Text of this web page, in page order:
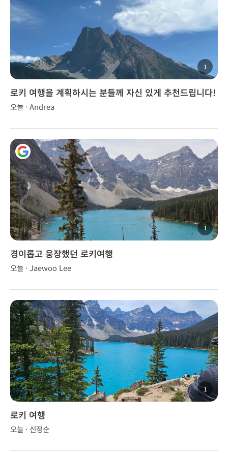
1
로키 여행을 계획하시는 분들께 자신 있게 추천드립니다!
오늘 · Andrea
1
경이롭고 웅장했던 로키여행
오늘 · Jaewoo Lee
1
로키 여행
오늘 · 신정순